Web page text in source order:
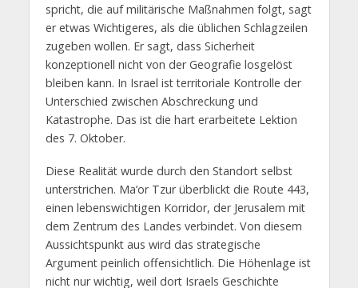
spricht, die auf militärische Maßnahmen folgt, sagt
er etwas Wichtigeres, als die üblichen Schlagzeilen
zugeben wollen. Er sagt, dass Sicherheit
konzeptionell nicht von der Geografie losgelöst
bleiben kann. In Israel ist territoriale Kontrolle der
Unterschied zwischen Abschreckung und
Katastrophe. Das ist die hart erarbeitete Lektion
des 7. Oktober.
Diese Realität wurde durch den Standort selbst
unterstrichen. Ma’or Tzur überblickt die Route 443,
einen lebenswichtigen Korridor, der Jerusalem mit
dem Zentrum des Landes verbindet. Von diesem
Aussichtspunkt aus wird das strategische
Argument peinlich offensichtlich. Die Höhenlage ist
nicht nur wichtig, weil dort Israels Geschichte